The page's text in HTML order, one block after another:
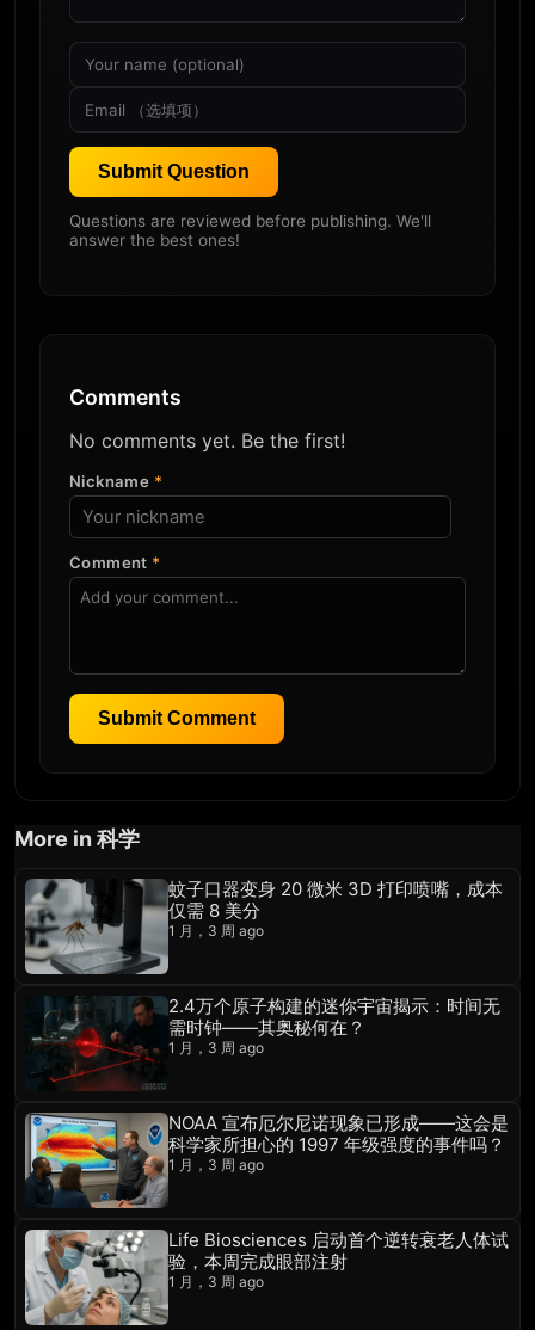
Submit Question
Questions are reviewed before publishing. We'll
answer the best ones!
Comments
No comments yet. Be the first!
Nickname *
Comment *
Submit Comment
More in 科学
蚊子口器变身 20 微米 3D 打印喷嘴，成本
仅需 8 美分
1 月，3 周 ago
2.4万个原子构建的迷你宇宙揭示：时间无
需时钟——其奥秘何在？
1 月，3 周 ago
NOAA 宣布厄尔尼诺现象已形成——这会是
科学家所担心的 1997 年级强度的事件吗？
1 月，3 周 ago
Life Biosciences 启动首个逆转衰老人体试
验，本周完成眼部注射
1 月，3 周 ago